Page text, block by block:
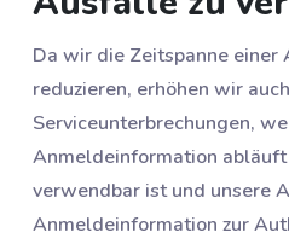
Da wir die Zeitspanne
reduzieren, erhöhen wir
Serviceunterbrechungen,
Anmeldeinformation
verwendbar ist und unsere
Anmeldeinformation zur